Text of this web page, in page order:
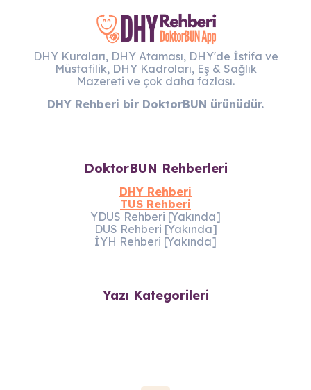
DHY Kuraları, DHY Ataması, DHY'de İstifa ve
Müstafilik, DHY Kadroları, Eş & Sağlık
Mazereti ve çok daha fazlası.
DHY Rehberi bir DoktorBUN ürünüdür.
DoktorBUN Rehberleri
DHY Rehberi
TUS Rehberi
YDUS Rehberi [Yakında]
DUS Rehberi [Yakında]
İYH Rehberi [Yakında]
Yazı Kategorileri